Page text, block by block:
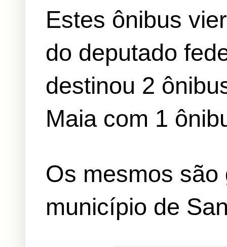
Estes ônibus
do deputado
destinou 2
Maia com 1
Os mesmos
município de